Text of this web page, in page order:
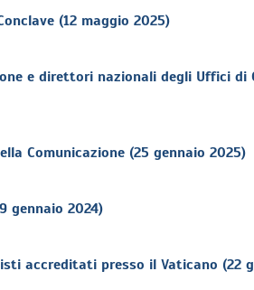
(12 maggio 2025)
e direttori nazionali degli Uffici
Comunicazione (25 gennaio 2025)
gennaio 2024)
accreditati presso il Vaticano (22